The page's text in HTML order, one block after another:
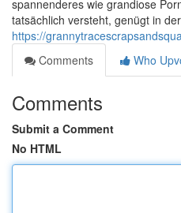
spannenderes wie grandiose
tatsächlich versteht, genügt in
https://
Comments
Who
Comments
Submit a Comment
No HTML